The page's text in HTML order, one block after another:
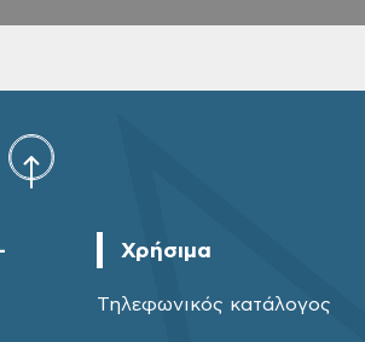
Χρήσιμα
Τηλεφωνικός κατάλογος